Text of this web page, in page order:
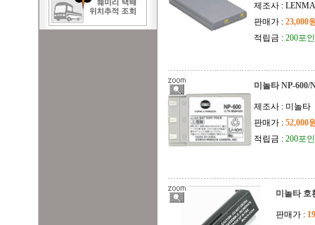
제조사 :
판매가 : 23,000
적립금 : 200포
미놀타 NP-600/
제조사 : 미놀타
판매가 : 52,000
적립금 : 200포
미놀타 호
판매가 :